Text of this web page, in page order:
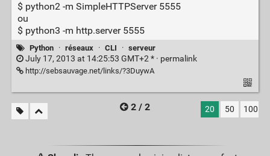
$ python2 -m SimpleHTTPServer 5555
ou
$ python3 -m http.server 5555
Python · réseaux · CLI · serveur
July 17, 2013 at 14:25:53 GMT+2 * · permalink
http://sebsauvage.net/links/?3DuywA
2 / 2 20 50 100